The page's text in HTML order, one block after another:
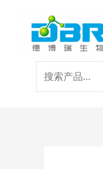
索：